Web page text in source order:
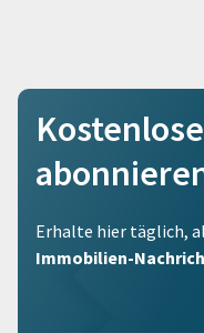
Erhalte hier täglich,
Immobilien-